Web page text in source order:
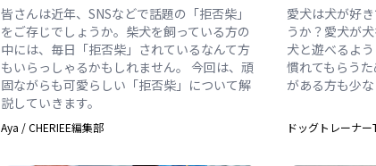
皆さんは近年、SNSなどで話題の「拒否柴」
をご存じでしょうか。柴犬を飼っている方の
中には、毎日「拒否柴」されているなんて方
もいらっしゃるかもしれません。 今回は、頑
固ながらも可愛らしい「拒否柴」について解
説していきます。
Aya /CHERIEE編集部
愛犬は犬が好
うか？愛犬が
犬と遊べるよう
慣れてもらう
がある方も少な
ドッグトレーナー